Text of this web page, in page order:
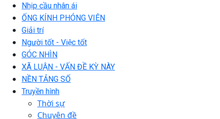
Nhịp cầu nhân ái
ỐNG KÍNH PHÓNG VIÊN
Giải trí
Người tốt - Việc tốt
GÓC NHÌN
XÃ LUẬN - VẤN ĐỀ KỲ NÀY
NỀN TẢNG SỐ
Truyền hình
Thời sự
Chuyên đề